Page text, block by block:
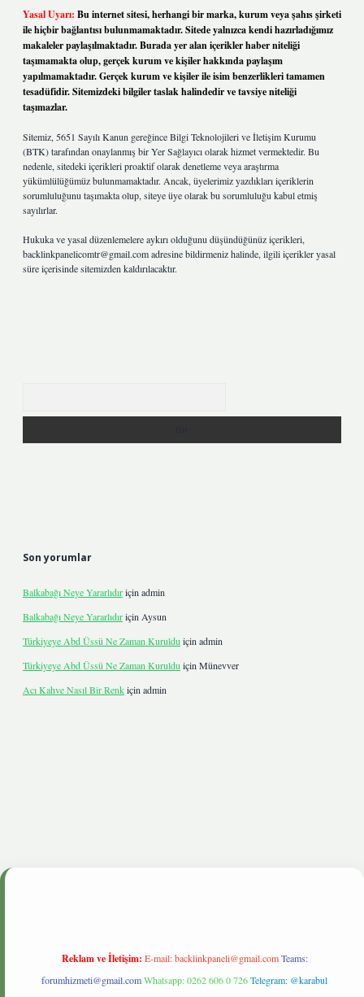
Yasal Uyarı: Bu internet sitesi, herhangi bir marka, kurum veya şahıs şirketi
ile hiçbir bağlantısı bulunmamaktadır. Sitede yalnızca kendi hazırladığımız
makaleler paylaşılmaktadır. Burada yer alan içerikler haber niteliği
taşımamakta olup, gerçek kurum ve kişiler hakkında paylaşım
yapılmamaktadır. Gerçek kurum ve kişiler ile isim benzerlikleri tamamen
tesadüfidir. Sitemizdeki bilgiler taslak halindedir ve tavsiye niteliği
taşımazlar.
Sitemiz, 5651 Sayılı Kanun gereğince Bilgi Teknolojileri ve İletişim Kurumu
(BTK) tarafından onaylanmış bir Yer Sağlayıcı olarak hizmet vermektedir. Bu
nedenle, sitedeki içerikleri proaktif olarak denetleme veya araştırma
yükümlülüğümüz bulunmamaktadır. Ancak, üyelerimiz yazdıkları içeriklerin
sorumluluğunu taşımakta olup, siteye üye olarak bu sorumluluğu kabul etmiş
sayılırlar.
Hukuka ve yasal düzenlemelere aykırı olduğunu düşündüğünüz içerikleri,
backlinkpanelicomtr@gmail.comadresine bildirmeniz halinde, ilgili içerikler yasal
süre içerisinde sitemizden kaldırılacaktır.
Son yorumlar
Balkabağı Neye Yararlıdıriçin admin
Balkabağı Neye Yararlıdıriçin Aysun
Türkiyeye Abd Üssü Ne Zaman Kuruldu için admin
Türkiyeye Abd Üssü Ne Zaman Kuruldu için Münevver
Acı Kahve Nasıl Bir Renkiçin admin
Reklam ve İletişim: E-mail:backlinkpaneli@gmail.com Teams:
forumhizmeti@gmail.comWhatsapp: 0262 606 0 726Telegram: @karabul